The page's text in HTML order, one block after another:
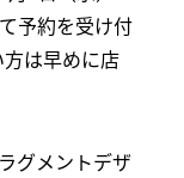
予約を受け付
は早めに店
グメントデザ